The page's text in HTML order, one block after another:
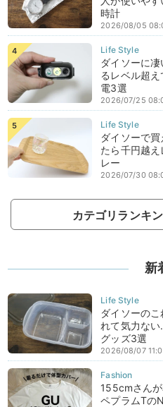
時計
2026/08/05
ダイソーに
るレベル超
電3選
2026/07/25
ダイソーで
たら千円越
レー
2026/07/30
カテゴリランキ
新
ダイソーの
れて気力な
グッズ3選
2026/08/07
155cmさん
ペプラムTの